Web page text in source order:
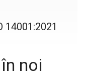
14001:2021
noi